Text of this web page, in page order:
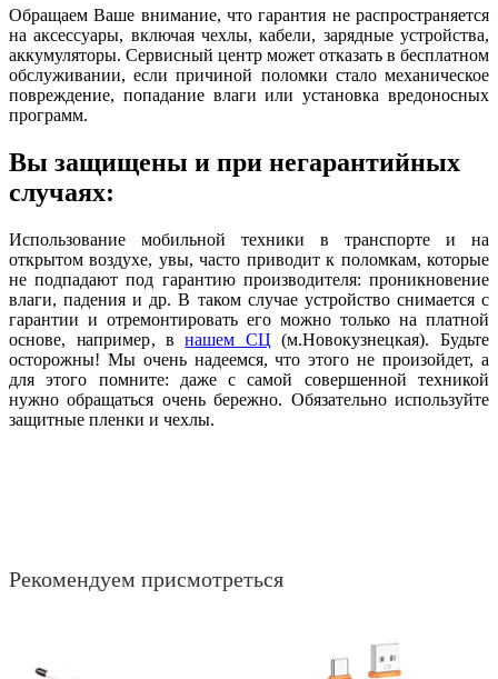
Обращаем Ваше внимание, что гарантия не распространяется
на аксессуары, включая чехлы, кабели, зарядные устройства,
аккумуляторы. Сервисный центр может отказать в бесплатном
обслуживании, если причиной поломки стало механическое
повреждение, попадание влаги или установка вредоносных
программ.
Вы защищены и при негарантийных
случаях:
Использование мобильной техники в транспорте и на
открытом воздухе, увы, часто приводит к поломкам, которые
не подпадают под гарантию производителя: проникновение
влаги, падения и др. В таком случае устройство снимается с
гарантии и отремонтировать его можно только на платной
основе, например, внашем СЦ (м.Новокузнецкая). Будьте
осторожны! Мы очень надеемся, что этого не произойдет, а
для этого помните: даже с самой совершенной техникой
нужно обращаться очень бережно. Обязательно используйте
защитные пленки и чехлы.
Рекомендуем присмотреться